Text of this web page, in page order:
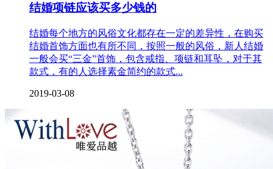
结婚项链应该买多少钱的
结婚每个地方的风俗文化都存在一定的差异性，在购买
结婚首饰方面也有所不同，按照一般的风俗，新人结婚
一般会买“三金”首饰，包含戒指、项链和耳坠，对于其
款式，有的人选择素金简约的款式...
2019-03-08